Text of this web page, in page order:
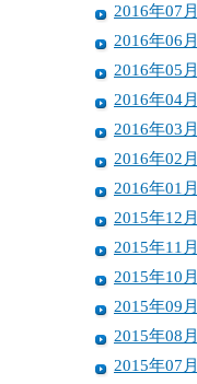
2016年07月
2016年06月
2016年05月
2016年04月
2016年03月
2016年02月
2016年01月
2015年12月
2015年11月
2015年10月
2015年09月
2015年08月
2015年07月